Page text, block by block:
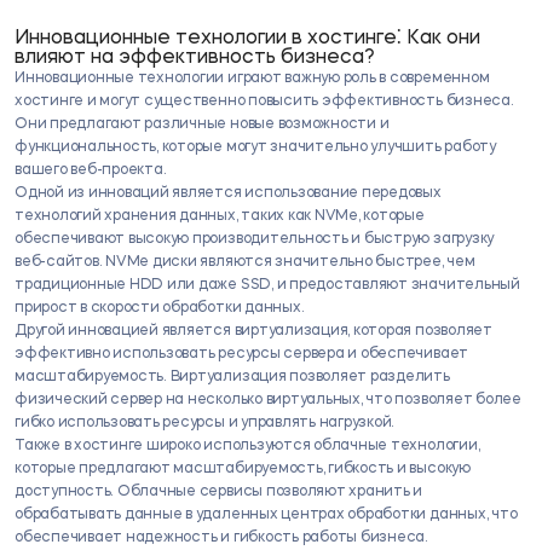
Инновационные технологии в хостинге⁚ Как они
влияют на эффективность бизнеса?​
Инновационные технологии играют важную роль в современном
хостинге и могут существенно повысить эффективность бизнеса.​
Они предлагают различные новые возможности и
функциональность, которые могут значительно улучшить работу
вашего веб-проекта.
Одной из инноваций является использование передовых
технологий хранения данных, таких как NVMe, которые
обеспечивают высокую производительность и быструю загрузку
веб-сайтов.​ NVMe диски являются значительно быстрее, чем
традиционные HDD или даже SSD, и предоставляют значительный
прирост в скорости обработки данных.​
Другой инновацией является виртуализация, которая позволяет
эффективно использовать ресурсы сервера и обеспечивает
масштабируемость.​ Виртуализация позволяет разделить
физический сервер на несколько виртуальных, что позволяет более
гибко использовать ресурсы и управлять нагрузкой.​
Также в хостинге широко используются облачные технологии,
которые предлагают масштабируемость, гибкость и высокую
доступность. Облачные сервисы позволяют хранить и
обрабатывать данные в удаленных центрах обработки данных, что
обеспечивает надежность и гибкость работы бизнеса.​